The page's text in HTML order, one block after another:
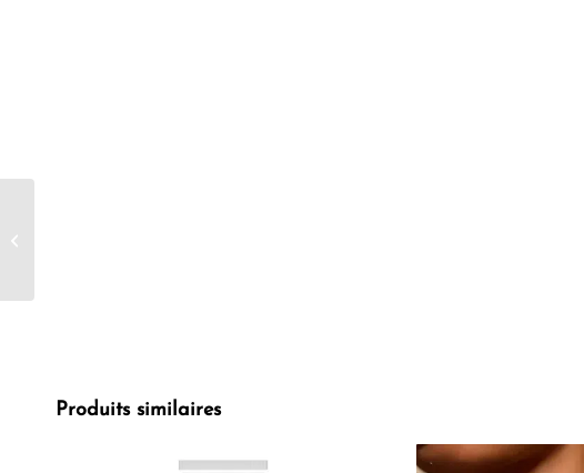
Produits similaires